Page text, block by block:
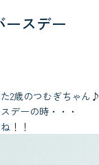
ースデー
2歳のつむぎちゃん♪
デーの時・・・
！！